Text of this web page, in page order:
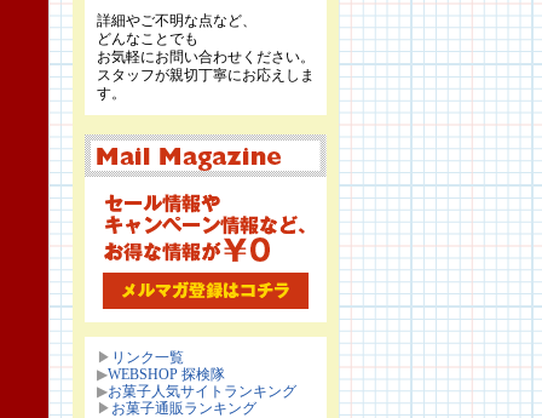
詳細やご不明な点など、
どんなことでも
お気軽にお問い合わせください。
スタッフが親切丁寧にお応えしま
す。
▶ リンク一覧
▶WEBSHOP 探検隊
▶お菓子人気サイトランキング
▶ お菓子通販ランキング